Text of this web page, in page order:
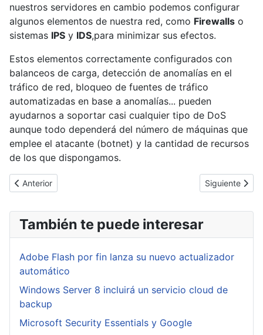
nuestros servidores en cambio podemos configurar
algunos elementos de nuestra red, como Firewalls o
sistemas IPS y IDS,para minimizar sus efectos.
Estos elementos correctamente configurados con
balanceos de carga, detección de anomalías en el
tráfico de red, bloqueo de fuentes de tráfico
automatizadas en base a anomalías... pueden
ayudarnos a soportar casi cualquier tipo de DoS
aunque todo dependerá del número de máquinas que
emplee el atacante (botnet) y la cantidad de recursos
de los que dispongamos.
Artículo anterior: Hackers chinos roban secretos de la marina
Anterior Artículo
Siguiente
También te puede interesar
Adobe Flash por fin lanza su nuevo actualizador
automático
Windows Server 8 incluirá un servicio cloud de
backup
Microsoft Security Essentials y Google